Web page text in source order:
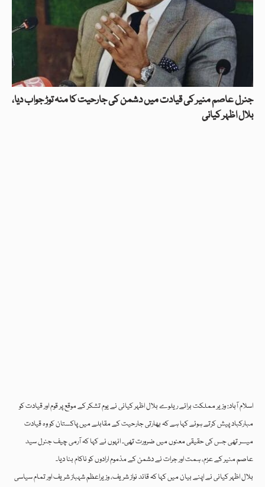
جنرل عاصم منیر کی قیادت میں دشمن کی جارحیت کا منہ توڑ جواب دیا،
بلال اظہر کیانی
اسلام آباد: وزیر مملکت برائے ریلوے بلال اظہر کیانی نے یوم تشکر کے موقع پر قوم اور قیادت کو
مبارکباد پیش کرتے ہوئے کہا ہے کہ بھارتی جارحیت کے مقابلے میں پاکستان کو وہ قیادت
میسر تھی جس کی حقیقی معنوں میں ضرورت تھی۔ انہوں نے کہا کہ آرمی چیف جنرل سید
عاصم منیر کے عزم، ہمت اور جرات نے دشمن کے مذموم ارادوں کو ناکام بنا دیا۔
بلال اظہر کیانی نے اپنے بیان میں کہا کہ قائد نواز شریف، وزیراعظم شہباز شریف اور تمام سیاسی